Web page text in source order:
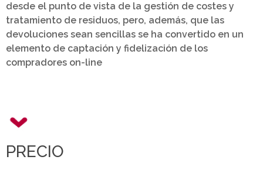
desde el punto de vista de la gestión de costes y
tratamiento de residuos, pero, además, que las
devoluciones sean sencillas se ha convertido en un
elemento de captación y fidelización de los
compradores on-line
PRECIO